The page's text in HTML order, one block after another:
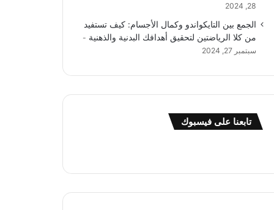
28, 2024
الجمع بين التايكواندو وكمال الأجسام: كيف تستفيد
من كلا الرياضتين لتحقيق أهدافك البدنية والذهنية
سبتمبر 27, 2024
تابعنا على فيسبوك